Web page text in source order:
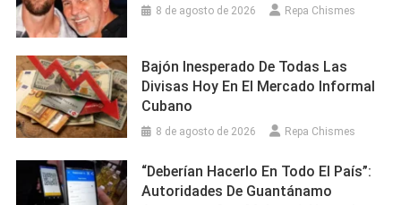
8 de agosto de 2026 Repa Chismes
Bajón Inesperado De Todas Las
Divisas Hoy En El Mercado Informal
Cubano
8 de agosto de 2026 Repa Chismes
“Deberían Hacerlo En Todo El País”:
Autoridades De Guantánamo